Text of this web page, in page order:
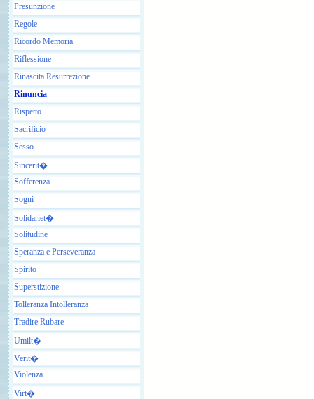
Presunzione
Regole
Ricordo Memoria
Riflessione
Rinascita Resurrezione
Rinuncia
Rispetto
Sacrificio
Sesso
Sincerit�
Sofferenza
Sogni
Solidariet�
Solitudine
Speranza e Perseveranza
Spirito
Superstizione
Tolleranza Intolleranza
Tradire Rubare
Umilt�
Verit�
Violenza
Virt�